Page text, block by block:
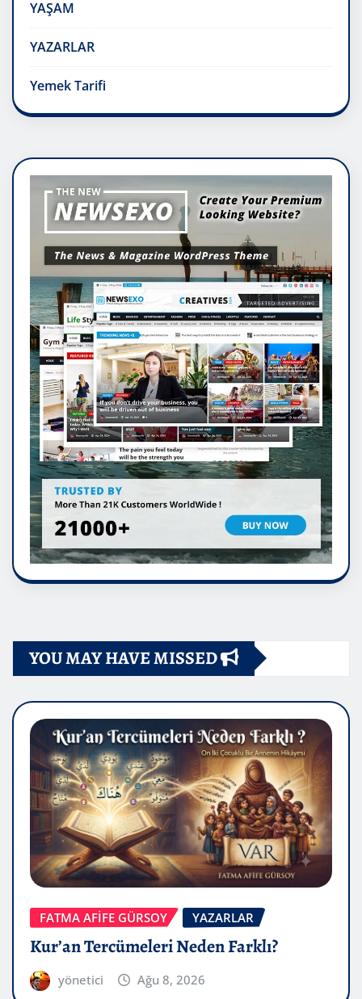
YAŞAM
YAZARLAR
Yemek Tarifi
YOU MAY HAVE MISSED
FATMA AFİFE GÜRSOY YAZARLAR
Kur’an Tercümeleri Neden Farklı?
yönetici Ağu 8, 2026